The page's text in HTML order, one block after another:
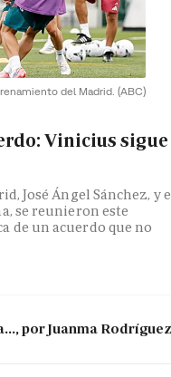
del Madrid. (ABC)
Vinicius sigue
José Ángel Sánchez, y
se reunieron este
de un acuerdo que no
por Juanma